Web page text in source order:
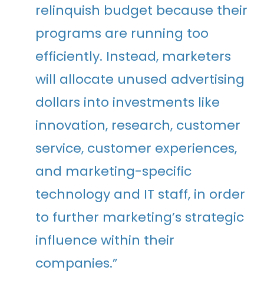
relinquish budget because their
programs are running too
efficiently. Instead, marketers
will allocate unused advertising
dollars into investments like
innovation, research, customer
service, customer experiences,
and marketing-specific
technology and IT staff, in order
to further marketing’s strategic
influence within their
companies.”